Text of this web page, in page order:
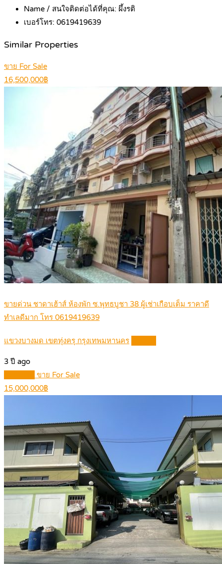
Name / สนใจติดต่อได้ที่คุณ: ผึ้งรติ
เบอร์โทร: 0619419639
Similar Properties
ขาย For Sale
16,500,000฿
ขายด่วน ชาดาเฮ้าส์ ห้องพัก ซ.พุทธบูชา 38 ผู้เช่าเกือบเต็ม ราคาดี
ทำเลดีมาก โทร 0619419639
แขวงบางมด เขตทุ่งครุ กรุงเทพมหานคร
3 ปี ago
ขาย For Sale
15,000,000฿